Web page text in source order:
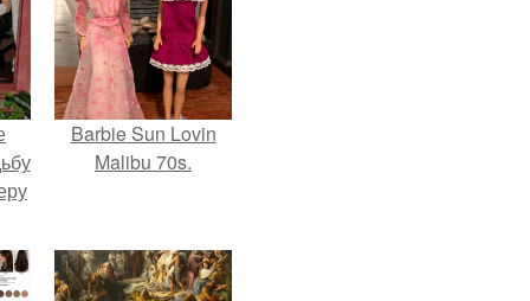
Barbie Sun Lovin
Malibu 70s.